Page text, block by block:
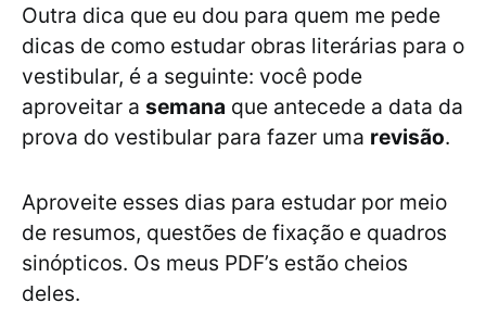
Outra dica que eu dou para quem me pede
dicas de como estudar obras literárias para o
vestibular, é a seguinte: você pode
aproveitar a semana que antecede a data da
prova do vestibular para fazer uma revisão.
Aproveite esses dias para estudar por meio
de resumos, questões de fixação e quadros
sinópticos. Os meus PDF’s estão cheios
deles.